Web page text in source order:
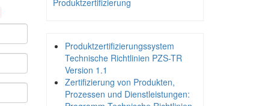
Produktzertifizierung
Produktzertifizierungssystem
Technische Richtlinien PZS-TR
Version 1.1
Zertifizierung von Produkten,
Prozessen und Dienstleistungen: